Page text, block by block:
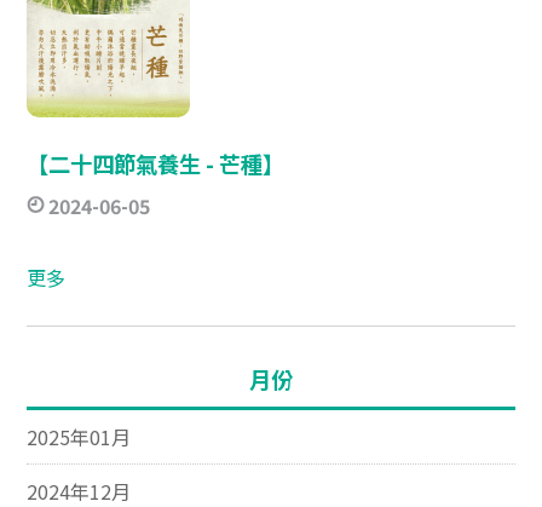
【二十四節氣養生 - 芒種】
2024-06-05
更多
月份
2025年01月
2024年12月